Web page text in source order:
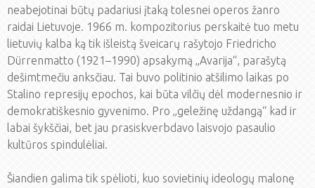
neabejotinai būtų padariusi įtaką tolesnei operos žanro
raidai Lietuvoje. 1966 m. kompozitorius perskaitė tuo metu
lietuvių kalba ką tik išleistą šveicarų rašytojo Friedricho
Dürrenmatto (1921–1990) apsakymą „Avarija“, parašytą
dešimtmečiu anksčiau. Tai buvo politinio atšilimo laikas po
Stalino represijų epochos, kai būta vilčių dėl modernesnio ir
demokratiškesnio gyvenimo. Pro „geležinę uždangą“ kad ir
labai šykščiai, bet jau prasiskverbdavo laisvojo pasaulio
kultūros spindulėliai.
Šiandien galima tik spėlioti, kuo sovietinių ideologų malonę